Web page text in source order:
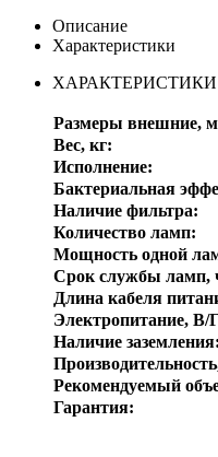
Описание
Характеристики
ХАРАКТЕРИСТИКИ
Размеры внешние,
Вес, кг:
Исполнение:
Бактериальная
Наличие фильтра:
Количество ламп:
Мощность одной
Срок службы ламп,
Длина кабеля
Электропитание, В/
Наличие заземления:
Рекомендуемый
Гарантия: